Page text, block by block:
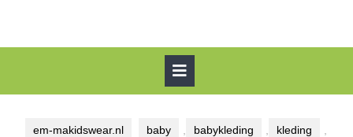
em-makidswear.nl baby babykleding kleding